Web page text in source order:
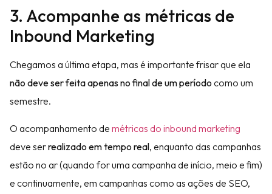
3. Acompanhe as métricas de
Inbound Marketing
Chegamos a última etapa, mas é importante frisar que ela
não deve ser feita apenas no final de um período como um
semestre.
O acompanhamento de métricas do inbound marketing
deve serrealizado em tempo real, enquanto das campanhas
estão no ar (quando for uma campanha de início, meio e fim)
e continuamente, em campanhas como as ações de SEO,